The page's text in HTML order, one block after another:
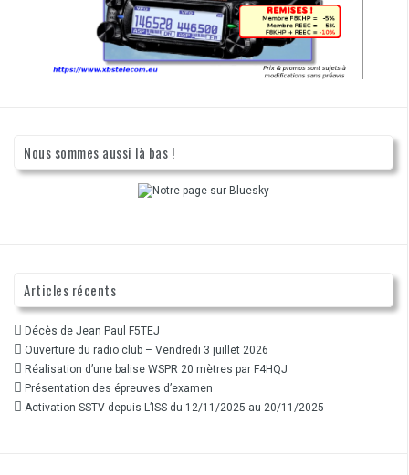
Nous sommes aussi là bas !
Articles récents
Décès de Jean Paul F5TEJ
Ouverture du radio club – Vendredi 3 juillet 2026
Réalisation d’une balise WSPR 20 mètres par F4HQJ
Présentation des épreuves d’examen
Activation SSTV depuis L’ISS du 12/11/2025 au 20/11/2025